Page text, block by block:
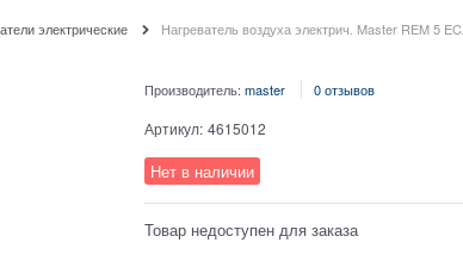
электрические Нагреватель воздуха электрич. Master REM 5
Производитель: master 0 отзывов
Артикул: 4615012
Нет в наличии
Товар недоступен для заказа